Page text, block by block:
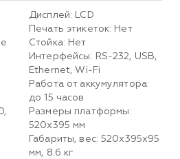
Дисплей: LCD
Печать этикеток: Нет
Стойка: Нет
Интерфейсы: RS-232, USB,
Ethernet, Wi-Fi
Работа от аккумулятора:
до 15 часов
Размеры платформы:
520х395 мм
Габариты, вес: 520х395х95
мм, 8.6 кг